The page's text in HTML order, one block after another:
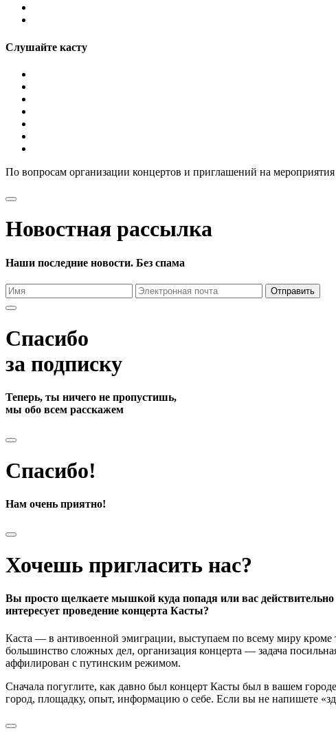
Слушайте касту
По вопросам организации концертов и приглашений на
Новостная рассылка
Наши последние новости. Без спама
Отправить
Спасибо
за подписку
Теперь, ты ничего не пропустишь,
мы обо всем расскажем
Спасибо!
Нам очень приятно!
Хочешь пригласить нас?
Вы просто щелкаете мышкой куда попадя или вас действительно
интересует проведение концерта Касты?
Каста — в антивоенной эмиграции, выступаем по всему миру кроме
большинство сложных дел, организация концерта — задача
аффилирован с путинским режимом.
Сначала погуглите, как давно был концерт Касты был в вашем
город, площадку, опыт, информацию о себе. Если вы не напишете